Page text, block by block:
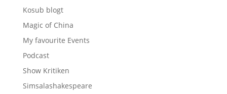
Kosub blogt
Magic of China
My favourite Events
Podcast
Show Kritiken
Simsalashakespeare